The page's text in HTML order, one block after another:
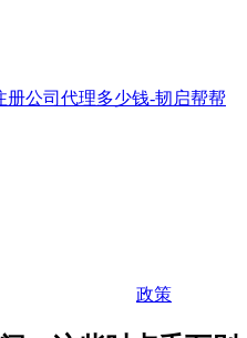
册公司代理多少钱-韧启帮帮
政策